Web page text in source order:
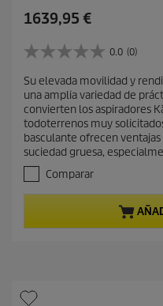
P
e
i
o
a
c
t
a
d
o
1639,95 €
0.0 (0)
0
0
d
e
5
e
s
r
l
Su elevada movilidad y
una amplia variedad de
convierten los aspiradores
todoterrenos muy
basculante ofrecen
suciedad gruesa,
Comparar